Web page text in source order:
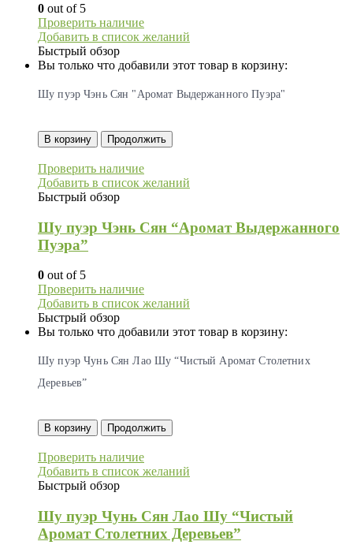
0 out of 5
Проверить наличие
Добавить в список желаний
Быстрый обзор
Вы только что добавили этот товар в корзину:
Шу пуэр Чэнь Сян "Аромат Выдержанного Пуэра"
В корзину Продолжить
Проверить наличие
Добавить в список желаний
Быстрый обзор
Шу пуэр Чэнь Сян “Аромат Выдержанного
Пуэра”
0 out of 5
Проверить наличие
Добавить в список желаний
Быстрый обзор
Вы только что добавили этот товар в корзину:
Шу пуэр Чунь Сян Лао Шу “Чистый Аромат Столетних
Деревьев”
В корзину Продолжить
Проверить наличие
Добавить в список желаний
Быстрый обзор
Шу пуэр Чунь Сян Лао Шу “Чистый
Аромат Столетних Деревьев”